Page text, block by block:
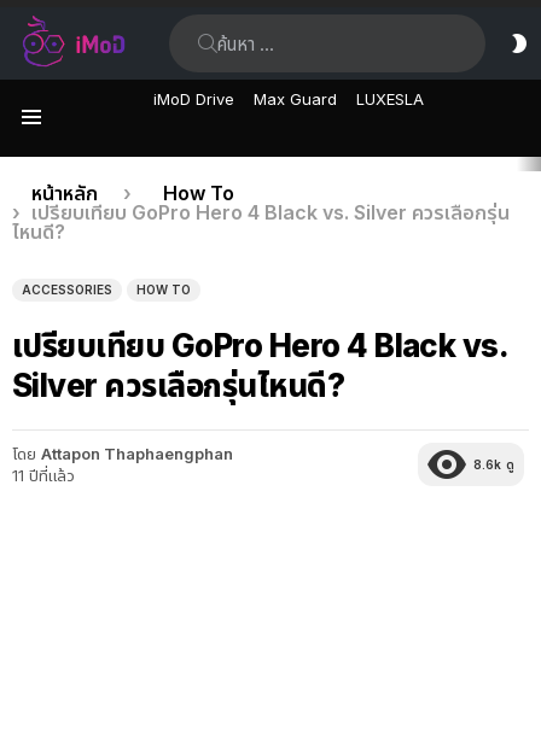
iMoD Drive Max Guard LUXESLA
เรื่อง
ล่าสุด
คุณอยู่ที่นี่:
หน้าหลัก
How To
เปรียบเทียบ GoPro Hero 4 Black vs. Silver ควรเลือกรุ่น
ไหนดี?
ACCESSORIES HOW TO
เปรียบเทียบ GoPro Hero 4 Black vs.
Silver ควรเลือกรุ่นไหนดี?
โดย Attapon Thaphaengphan
11 ปีที่แล้ว
8.6k ดู